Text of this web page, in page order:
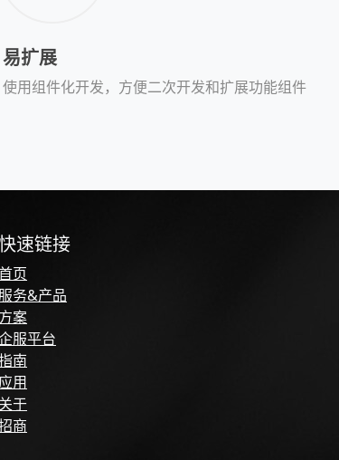
易扩展
使用组件化开发，方便二次开发和扩展功能组件
速链接
页
服务&产品
方案
服平台
南
应用
关于
商